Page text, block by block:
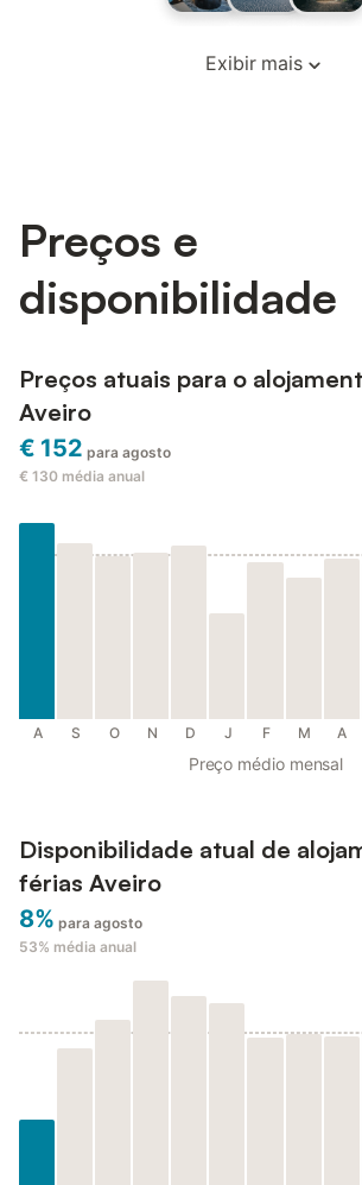
Exibir mais
Preços e
disponibilidade
Preços atuais para o
Aveiro
€ 152 para agosto
€ 130 média anual
A S O N D J F M A
Preço médio mensal
Disponibilidade atual de
férias Aveiro
8% para agosto
53% média anual